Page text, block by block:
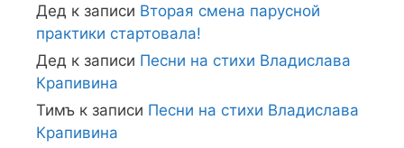
Дед к записи Вторая смена парусной
практики стартовала!
Дед к записи Песни на стихи Владислава
Крапивина
Тимъ к записи Песни на стихи Владислава
Крапивина